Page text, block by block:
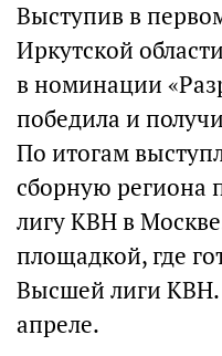
Выступив в
Иркутской
в номинации
победила и
По итогам
сборную региона
лигу КВН в
площадкой, где
Высшей лиги
апреле.